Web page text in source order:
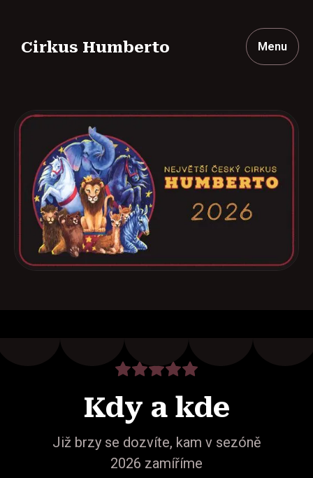
Cirkus Humberto Menu
Kdy a kde
Již brzy se dozvíte, kam v sezóně
2026 zamíříme